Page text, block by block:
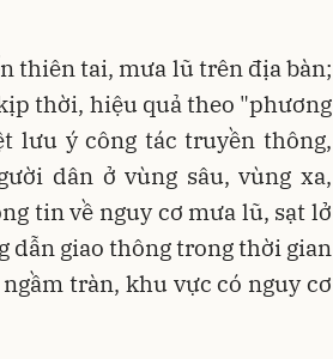
thiên tai, mưa lũ trên địa bàn;
thời, hiệu quả theo "phương
lưu ý công tác truyền thông,
dân ở vùng sâu, vùng xa,
tin về nguy cơ mưa lũ, sạt lở
dẫn giao thông trong thời gian
tràn, khu vực có nguy cơ